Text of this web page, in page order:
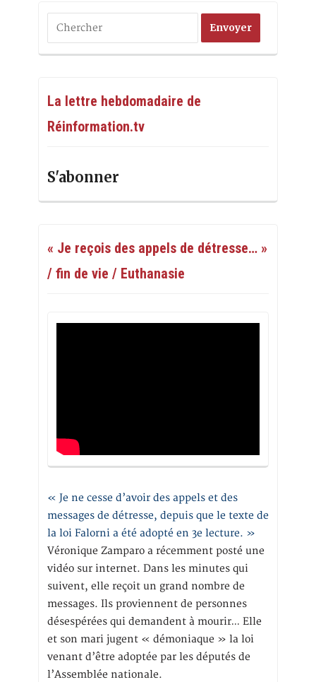
La lettre hebdomadaire de
Réinformation.tv
S'abonner
« Je reçois des appels de détresse… »
/ fin de vie / Euthanasie
« Je ne cesse d’avoir des appels et des
messages de détresse, depuis que le texte de
la loi Falorni a été adopté en 3e lecture. »
Véronique Zamparo a récemment posté une
vidéo sur internet. Dans les minutes qui
suivent, elle reçoit un grand nombre de
messages. Ils proviennent de personnes
désespérées qui demandent à mourir… Elle
et son mari jugent « démoniaque » la loi
venant d’être adoptée par les députés de
l’Assemblée nationale.